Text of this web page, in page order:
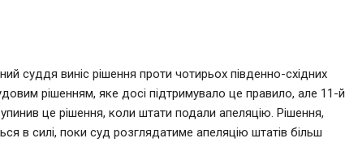
суддя виніс рішення проти чотирьох південно-східних
рішенням, яке досі підтримувало це правило, але 11-й
це рішення, коли штати подали апеляцію. Рішення,
в силі, поки суд розглядатиме апеляцію штатів більш